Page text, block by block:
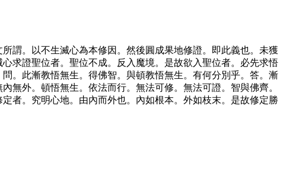
謂。以不生滅心為本修因。然後圓成果地修證。即此義也。未獲
求證聖位者。聖位不成。反入魔境。是故欲入聖位者。必先求悟
。此漸教悟無生。得佛智。與頓教悟無生。有何分別乎。答。漸
無外。頓悟無生。依法而行。無法可修。無法可證。智與佛齊。
者。究明心地。由內而外也。內如根本。外如枝末。是故修定勝